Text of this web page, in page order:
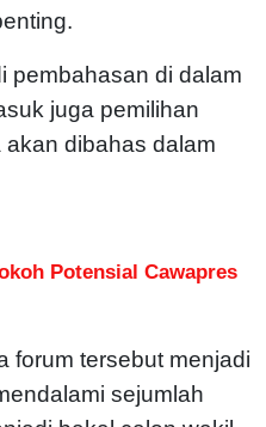
pembahasan di dalam
juga pemilihan
dibahas dalam
Potensial Cawapres
forum tersebut menjadi
sejumlah